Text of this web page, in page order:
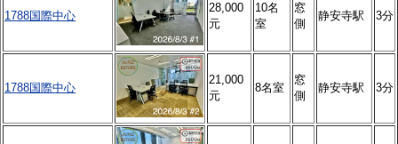
1788国際中心
28,000
元
10名
室
窓
側
静安寺駅 3分
1788国際中心
21,000
元
8名室
窓
側
静安寺駅 3分